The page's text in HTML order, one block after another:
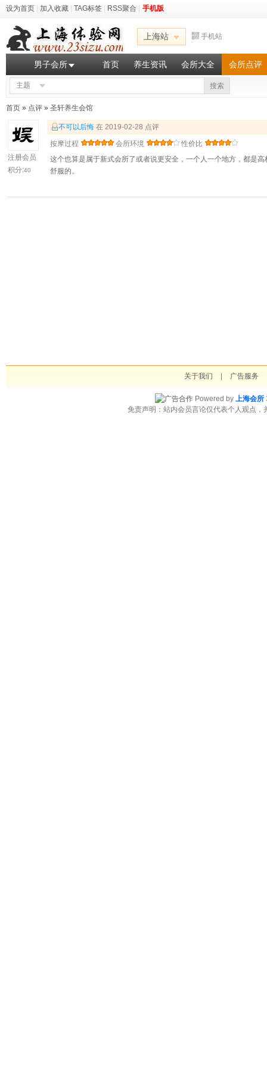
设为首页 加入收藏 TAG标签 RSS聚合 手机版
上海站 手机站
男子会所 首页 养生资讯 会所大全 会所点评
主题 搜索
首页 » 点评 » 圣轩养生会馆
注册会员
积分:40
不可以后悔 在 2019-02-28 点评
按摩过程
会所环境
性价比
这个也算是属于新式会所了或者说更安全，一个人一个地方，都是
舒服的。
关于我们 广告服务
Powered by 上海会所
免责声明：站内会员言论仅代表个人观点